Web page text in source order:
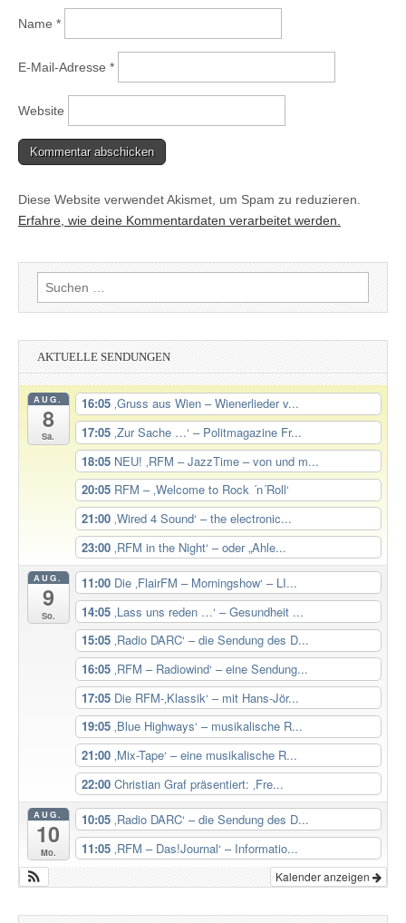
Name *
E-Mail-Adresse *
Website
Diese Website verwendet Akismet, um Spam zu reduzieren.
Erfahre, wie deine Kommentardaten verarbeitet werden.
Suchen
nach:
AKTUELLE SENDUNGEN
AUG.
8
Sa.
16:05 ‚Gruss aus Wien – Wienerlieder v...
17:05 ‚Zur Sache …‘ – Politmagazine Fr...
18:05 NEU! ‚RFM – JazzTime – von und m...
20:05 RFM – ‚Welcome to Rock ´n´Roll‘
21:00 ‚Wired 4 Sound‘ – the electronic...
23:00 ‚RFM in the Night‘ – oder „Ahle...
AUG.
9
So.
11:00 Die ‚FlairFM – Morningshow‘ – LI...
14:05 ‚Lass uns reden …‘ – Gesundheit ...
15:05 ‚Radio DARC‘ – die Sendung des D...
16:05 ‚RFM – Radiowind‘ – eine Sendung...
17:05 Die RFM-‚Klassik‘ – mit Hans-Jör...
19:05 ‚Blue Highways‘ – musikalische R...
21:00 ‚Mix-Tape‘ – eine musikalische R...
22:00 Christian Graf präsentiert: ‚Fre...
AUG.
10
Mo.
10:05 ‚Radio DARC‘ – die Sendung des D...
11:05 ‚RFM – Das!Journal‘ – Informatio...
Kalender anzeigen